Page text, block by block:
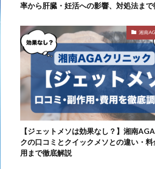
率から肝臓・妊活への影響、対処法ま
湘南
【ジェットメソは効果なし？】湘南
クの口コミとクイックメソとの違い・
用まで徹底解説